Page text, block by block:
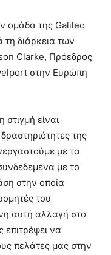
ομάδα της Galileo
διάρκεια των
Clarke, Πρόεδρος
στην Ευρώπη
στιγμή είναι
της
με τα
με το
στην οποία
του
αυτή αλλαγή στο
επιτρέψει να
πελάτες μας στην